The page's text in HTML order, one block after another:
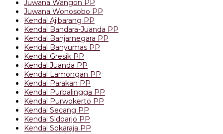
Juwana Wangon PP
Juwana Wonosobo PP
Kendal Ajibarang PP
Kendal Bandara-Juanda PP
Kendal Banjarnegara PP
Kendal Banyumas PP
Kendal Gresik PP
Kendal Juanda PP
Kendal Lamongan PP
Kendal Parakan PP
Kendal Purbalingga PP
Kendal Purwokerto PP
Kendal Secang PP
Kendal Sidoarjo PP
Kendal Sokaraja PP